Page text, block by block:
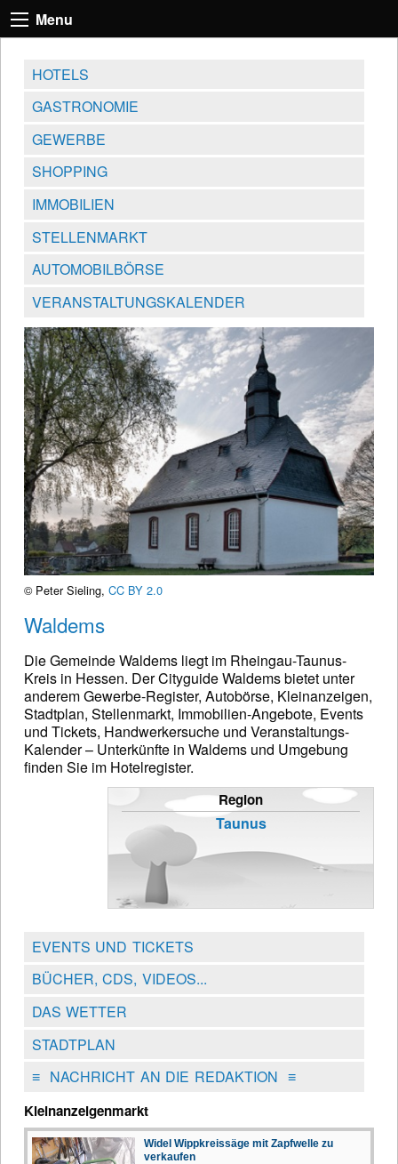
Menu
HOTELS
GASTRONOMIE
GEWERBE
SHOPPING
IMMOBILIEN
STELLENMARKT
AUTOMOBILBÖRSE
VERANSTALTUNGSKALENDER
© Peter Sieling, CC BY 2.0
Waldems
Die Gemeinde Waldems liegt im Rheingau-Taunus-
Kreis in Hessen. Der Cityguide Waldems bietet unter
anderem Gewerbe-Register, Autobörse, Kleinanzeigen,
Stadtplan, Stellenmarkt, Immobilien-Angebote, Events
und Tickets, Handwerkersuche und Veranstaltungs-
Kalender – Unterkünfte in Waldems und Umgebung
finden Sie im Hotelregister.
Region
Taunus
EVENTS UND TICKETS
BÜCHER, CDS, VIDEOS...
DAS WETTER
STADTPLAN
≡NACHRICHT AN DIE REDAKTION ≡
Kleinanzeigenmarkt
Widel Wippkreissäge mit Zapfwelle zu
verkaufen